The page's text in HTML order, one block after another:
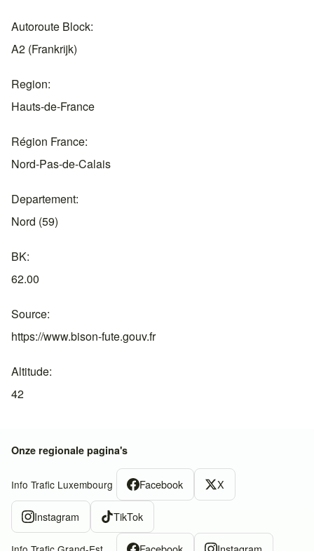
Autoroute Block
A2 (Frankrijk)
Region
Hauts-de-France
Région France
Nord-Pas-de-Calais
Departement
Nord (59)
BK
62.00
Source
https://www.bison-fute.gouv.fr
Altitude
42
Onze regionale pagina's
Info Trafic Luxembourg Facebook X
Instagram TikTok